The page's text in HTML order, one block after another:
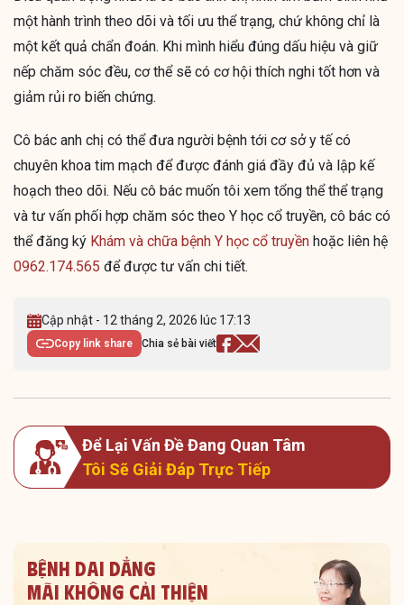
một hành trình theo dõi và tối ưu thể trạng, chứ không chỉ là
một kết quả chẩn đoán. Khi mình hiểu đúng dấu hiệu và giữ
nếp chăm sóc đều, cơ thể sẽ có cơ hội thích nghi tốt hơn và
giảm rủi ro biến chứng.
Cô bác anh chị có thể đưa người bệnh tới cơ sở y tế có
chuyên khoa tim mạch để được đánh giá đầy đủ và lập kế
hoạch theo dõi. Nếu cô bác muốn tôi xem tổng thể thể trạng
và tư vấn phối hợp chăm sóc theo Y học cổ truyền, cô bác có
thể đăng ký Khám và chữa bệnh Y học cổ truyền hoặc liên hệ
0962.174.565 để được tư vấn chi tiết.
Cập nhật - 12 tháng 2, 2026 lúc 17:13
Copy link share Chia sẻ bài viết
Để Lại Vấn Đề Đang Quan Tâm
Tôi Sẽ Giải Đáp Trực Tiếp
Bệnh dai dẳng
Mãi không cải thiện